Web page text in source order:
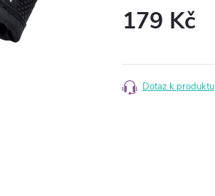
179 Kč
Dotaz k produktu